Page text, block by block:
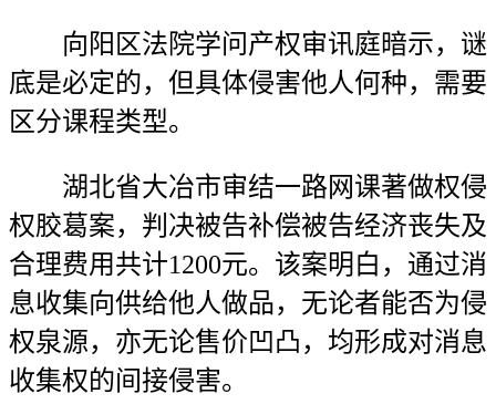
向阳区法院学问产权审讯庭暗示，谜
底是必定的，但具体侵害他人何种，需要
区分课程类型。
湖北省大冶市审结一路网课著做权侵
权胶葛案，判决被告补偿被告经济丧失及
合理费用共计1200元。该案明白，通过消
息收集向供给他人做品，无论者能否为侵
权泉源，亦无论售价凹凸，均形成对消息
收集权的间接侵害。